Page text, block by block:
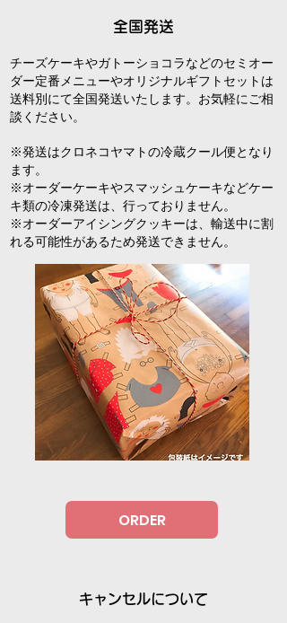
全国発送
チーズケーキやガトーショコラなどのセミオー
ダー定番メニューやオリジナルギフトセットは
送料別にて全国発送いたします。お気軽にご相
談ください。
※発送はクロネコヤマトの冷蔵クール便となり
ます。
※オーダーケーキやスマッシュケーキなどケー
キ類の冷凍発送は、行っておりません。
※オーダーアイシングクッキーは、輸送中に割
れる可能性があるため発送できません。
ORDER
キャンセルについて